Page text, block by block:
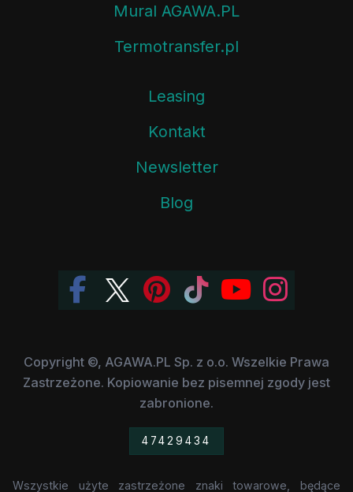
Mural AGAWA.PL
Termotransfer.pl
Leasing
Kontakt
Newsletter
Blog
Copyright ©, AGAWA.PL Sp. z o.o. Wszelkie Prawa
Zastrzeżone. Kopiowanie bez pisemnej zgody jest
zabronione.
47429434
Wszystkie użyte zastrzeżone znaki towarowe, będące